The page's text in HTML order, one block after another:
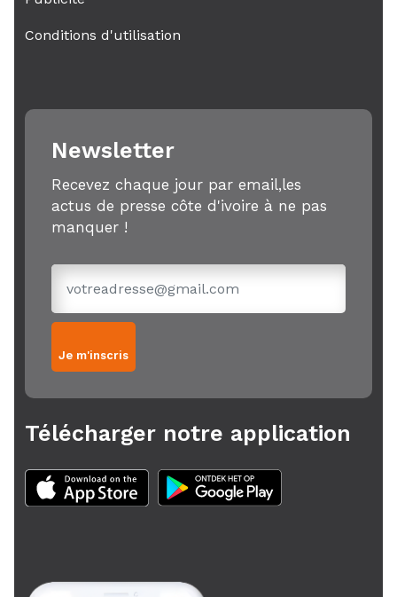
Conditions d'utilisation
Newsletter
Recevez chaque jour par email,les
actus de presse côte d'ivoire à ne pas
manquer !
Je m'inscris
Télécharger notre application